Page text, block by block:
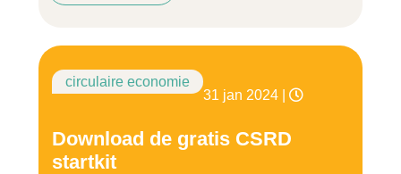
circulaire economie
31 jan 2024
Download de gratis CSRD
startkit